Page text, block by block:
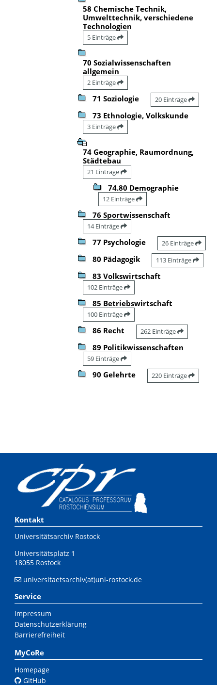
58 Chemische Technik,
Umwelttechnik, verschiedene
Technologien
5 Einträge
70 Sozialwissenschaften
allgemein
2 Einträge
71 Soziologie 20 Einträge
73 Ethnologie, Volkskunde
3 Einträge
74 Geographie, Raumordnung,
Städtebau
21 Einträge
74.80 Demographie
12 Einträge
76 Sportwissenschaft
14 Einträge
77 Psychologie 26 Einträge
80 Pädagogik 113 Einträge
83 Volkswirtschaft
102 Einträge
85 Betriebswirtschaft
100 Einträge
86 Recht 262 Einträge
89 Politikwissenschaften
59 Einträge
90 Gelehrte 220 Einträge
Kontakt
Universitätsarchiv Rostock
Universitätsplatz 1
18055 Rostock
universitaetsarchiv(at)uni-rostock.de
Service
Impressum
Datenschutzerklärung
Barrierefreiheit
MyCoRe
Homepage
GitHub